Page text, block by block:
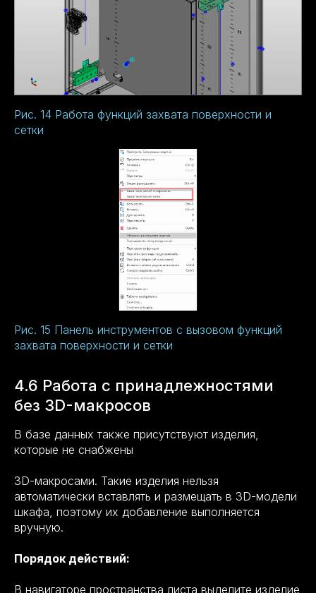
Рис. 14 Работа функций захвата поверхности и
сетки
Рис. 15 Панель инструментов с вызовом функций
захвата поверхности и сетки
4.6 Работа с принадлежностями
без 3D-макросов
В базе данных также присутствуют изделия,
которые не снабжены
3D-макросами. Такие изделия нельзя
автоматически вставлять и размещать в 3D-модели
шкафа, поэтому их добавление выполняется
вручную.
Порядок действий:
В навигаторе пространства листа выделите изделие